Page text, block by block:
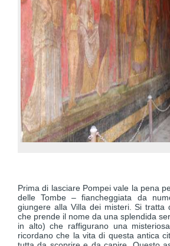
Prima di lasciare Pompei vale la pena
delle Tombe – fiancheggiata da
giungere alla Villa dei misteri. Si tratta
che prende il nome da una splendida
in alto) che raffigurano una
ricordano che la vita di questa antica